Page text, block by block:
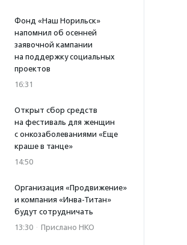
Фонд «Наш Норильск»
напомнил об осенней
заявочной кампании
на поддержку социальных
проектов
16:31
Открыт сбор средств
на фестиваль для женщин
с онкозаболеваниями «Еще
краше в танце»
14:50
Организация «Продвижение»
и компания «Инва-Титан»
будут сотрудничать
13:30 · Прислано НКО